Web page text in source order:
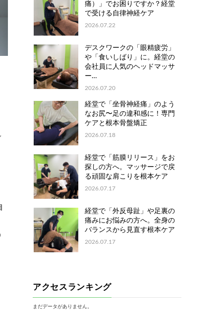
痛）」でお困りですか？経堂
で受ける自律神経ケア
2026.07.22
デスクワークの「眼精疲労」
や「食いしばり」に。経堂の
会社員に人気のヘッドマッサ
ー…
2026.07.20
経堂で「坐骨神経痛」のよう
なお尻〜足の違和感に！専門
ケアと根本骨盤矯正
2026.07.18
経堂で「筋膜リリース」をお
探しの方へ。マッサージで戻
る頑固な肩こりを根本ケア
2026.07.17
経堂で「外反母趾」や足裏の
痛みにお悩みの方へ。全身の
バランスから見直す根本ケア
2026.07.17
アクセスランキング
まだデータがありません。